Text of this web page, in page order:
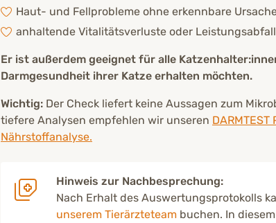
Haut- und Fellprobleme ohne erkennbare
anhaltende Vitalitätsverluste oder Leistungsabfall
Er ist außerdem geeignet für alle
Darmgesundheit ihrer Katze erhalten möchten.
Wichtig: Der Check liefert keine Aussagen zum
tiefere Analysen empfehlen wir unseren
Nährstoffanalyse.
Hinweis zur Nachbesprechung:
Nach Erhalt des Auswertungsprotokolls
unserem Tierärzteteam buchen. In